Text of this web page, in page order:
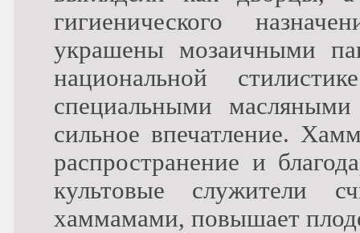
гигиенического
украшены мозаичными
национальной
специальными
сильное впечатление.
распространение и
культовые служители
хаммамами, повышает